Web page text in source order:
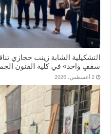
التشكيلية الشابة زينب حجازي
سقفٍ واحد» في كلية الفنون
2 أغسطس، 2026